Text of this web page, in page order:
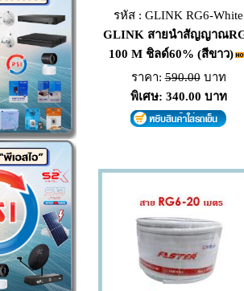
รหัส : GLINK RG6-White
GLINK สายนำสัญญาณ
100 M ชิลด์60% (สีขาว)
ราคา:590.00บาท
พิเศษ: 340.00 บาท